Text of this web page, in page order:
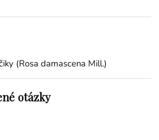
(Rosa damascena Mill.)
otázky